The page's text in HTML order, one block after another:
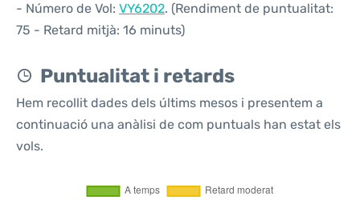
- Número de Vol: VY6202. (Rendiment de puntualitat:
75 - Retard mitjà: 16 minuts)
Puntualitat i retards
Hem recollit dades dels últims mesos i presentem a
continuació una anàlisi de com puntuals han estat els
vols.